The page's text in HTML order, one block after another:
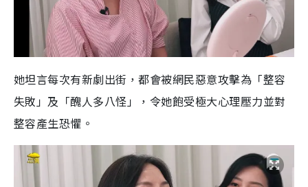
她坦言每次有新劇出街，都會被網民惡意攻擊為「整容
失敗」及「醜人多八怪」，令她飽受極大心理壓力並對
整容產生恐懼。